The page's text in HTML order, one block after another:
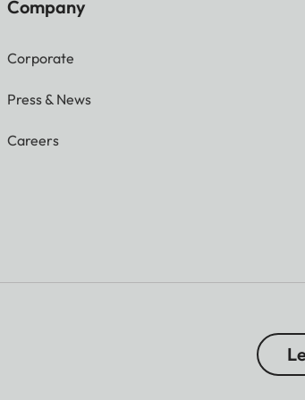
Company
Corporate
Press & News
Careers